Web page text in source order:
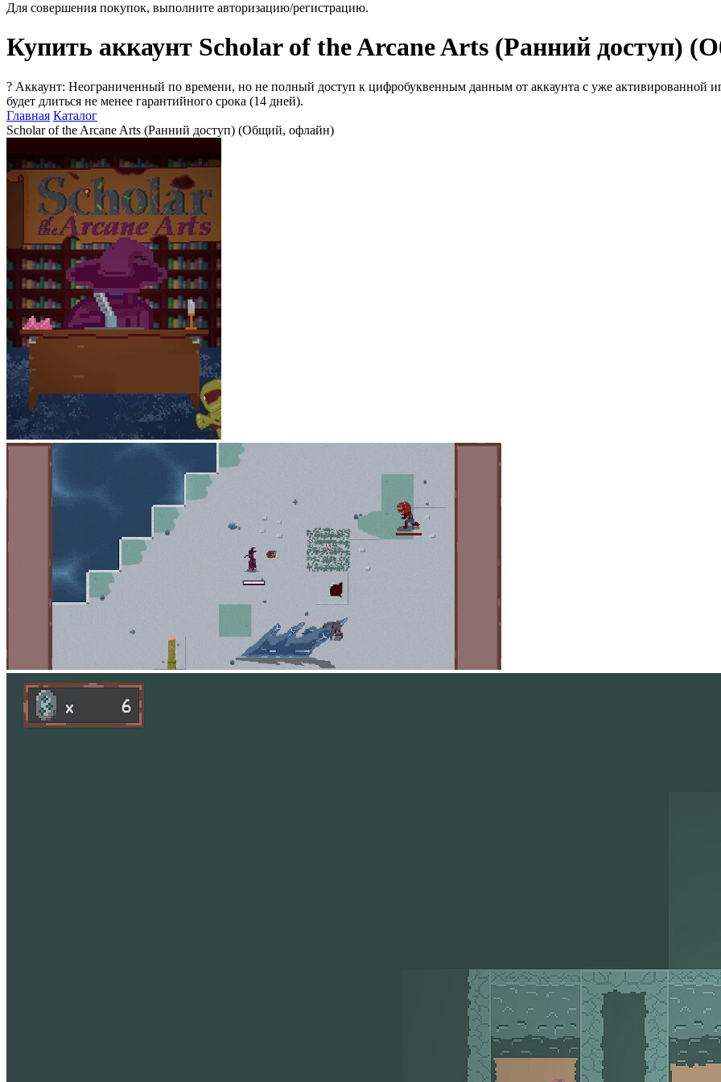
Для совершения покупок, выполните авторизацию/регистрацию.
Купить аккаунт Scholar of the Arcane Arts (Ранний доступ)
? Аккаунт: Неограниченный по времени, но не полный доступ к цифробуквенным данным от аккаунта с уже активированной
будет длиться не менее гарантийного срока (14 дней).
Главная Каталог
Scholar of the Arcane Arts (Ранний доступ) (Общий, офлайн)